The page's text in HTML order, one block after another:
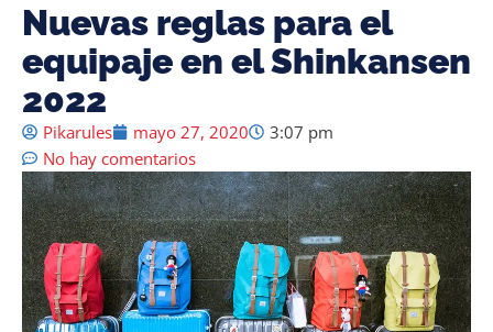
Nuevas reglas para el
equipaje en el Shinkansen
2022
Pikarules mayo 27, 2020
3:07 pm
No hay comentarios